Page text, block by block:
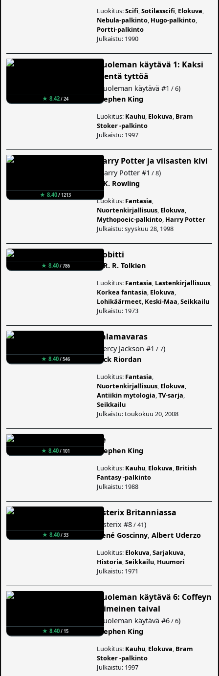
Luokitus:Scifi ,Sotilasscifi Elokuva
Nebula-palkinto Hugo-palkinto
Portti-palkinto
Julkaistu: 1990
★ 8.42/ 24
Kuoleman käytävä 1: Kaksi
pientä tyttöä
Kuoleman käytävä #1 / 6)
Stephen King
Luokitus: Kauhu Elokuva Bram
Stoker -palkinto
Julkaistu: 1997
★ 8.40/ 1213
Harry Potter ja viisasten kivi
Harry Potter #1 / 8)
J. K. Rowling
Luokitus: Fantasia
Nuortenkirjallisuus Elokuva
Mythopoeic-palkinto Harry Potter
Julkaistu: syyskuu 28, 1998
★ 8.40/ 786
Hobitti
J. R. R. Tolkien
Luokitus: Fantasia Lastenkirjallisuus
Korkea fantasia Elokuva
Lohikäärmeet Keski-Maa ,Seikkailu
Julkaistu: 1973
★ 8.40/ 546
Salamavaras
Percy Jackson #1 / 7)
Rick Riordan
Luokitus: Fantasia
Nuortenkirjallisuus Elokuva
Antiikin mytologia ,TV-sarja
Seikkailu
Julkaistu: toukokuu 20, 2008
★ 8.40/ 101
Se
Stephen King
Luokitus: Kauhu Elokuva British
Fantasy -palkinto
Julkaistu: 1988
★ 8.40/ 33
Asterix Britanniassa
Asterix #8/ 41)
René Goscinny,Albert Uderzo
Luokitus: Elokuva ,Sarjakuva
Historia ,Seikkailu Huumori
Julkaistu: 1971
★ 8.40/ 15
Kuoleman käytävä 6: Coffeyn
viimeinen taival
Kuoleman käytävä #6/ 6)
Stephen King
Luokitus: Kauhu Elokuva Bram
Stoker -palkinto
Julkaistu: 1997